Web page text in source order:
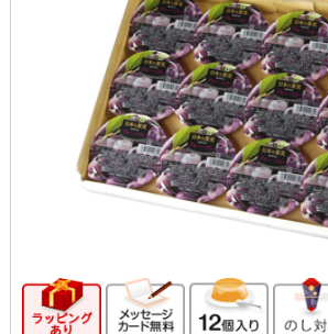
ギフト向け商品メッセージカード
12個入